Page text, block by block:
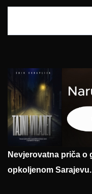
Nevjerovatna priča o
opkoljenom Sarajevu.